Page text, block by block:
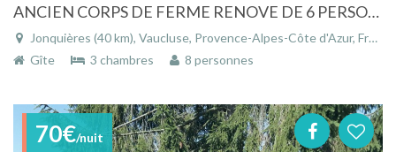
ANCIEN CORPS DE FERME RENOVE DE 6 PERSONNES AVEC SPA PROCHE DE COMPIEGNE
Jonquières (40 km), Vaucluse, Provence-Alpes-Côte d'Azur, France
Gîte
3 chambres 8 personnes
70€/nuit